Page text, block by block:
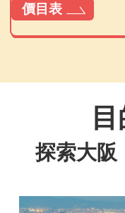
價目表
探索大阪